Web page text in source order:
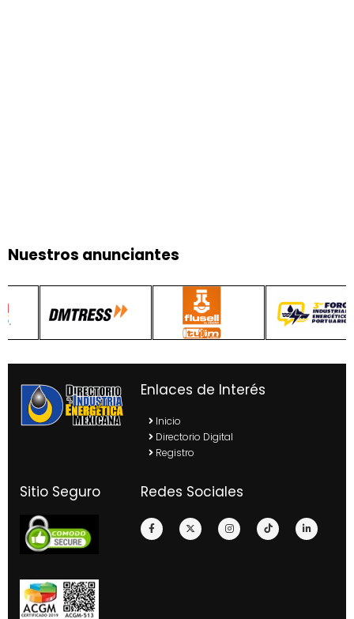
Nuestros anunciantes
Enlaces de Interés
Inicio
Directorio Digital
Registro
Sitio Seguro Redes Sociales